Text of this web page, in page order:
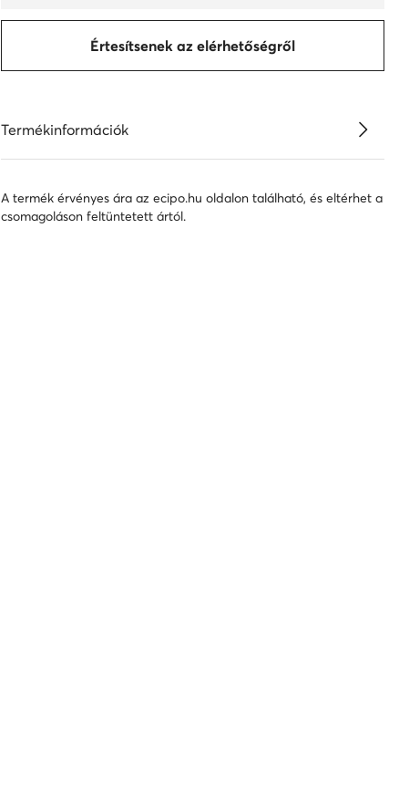
Értesítsenek az elérhetőségről
Termékinformációk
A termék érvényes ára az ecipo.hu oldalon található, és eltérhet a
csomagoláson feltüntetett ártól.